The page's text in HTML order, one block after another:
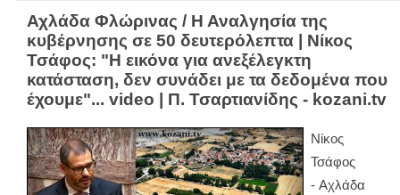
Αχλάδα Φλώρινας / Η Αναλγησία της
κυβέρνησης σε 50 δευτερόλεπτα | Νίκος
Τσάφος: "Η εικόνα για ανεξέλεγκτη
κατάσταση, δεν συνάδει με τα δεδομένα που
έχουμε"... video | Π. Τσαρτιανίδης - kozani.tv
Νίκος
Τσάφος
- Αχλάδα